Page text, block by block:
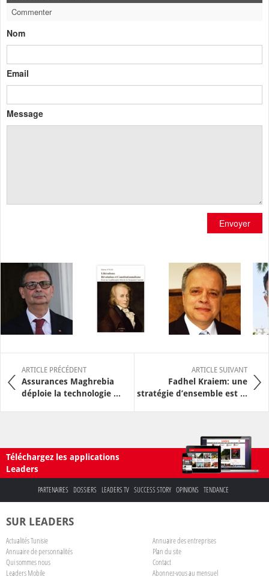
Commenter
Nom
Email
Message
Envoyer
ARTICLE PRÉCÉDENT
Assurances Maghrebia
déploie la technologie ...
ARTICLE SUIVANT
Fadhel Kraiem: une
stratégie d’ensemble est ...
Téléchargez les applications
Leaders
PARTENAIRES DOSSIERS LEADERS TV SUCCESS STORY OPINIONS TENDANCE
SUR LEADERS
Actualités Tunisie
Annuaire des entreprises
Annuaire de personnalités
Plan du site
Qui sommes nous
Contact
Leaders Mobile
Abonnez-vous au mensuel